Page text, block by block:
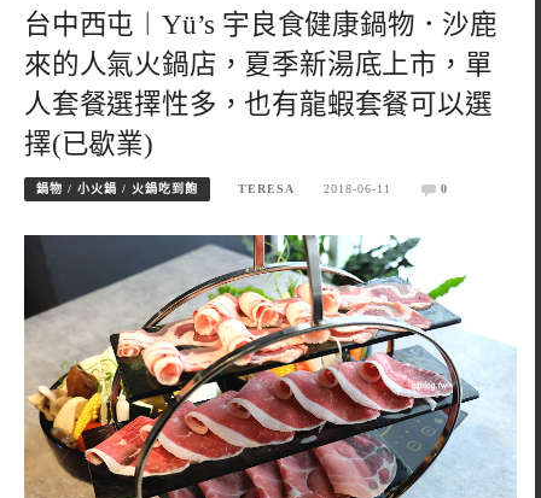
台中西屯︱Yü’s 宇良食健康鍋物．沙鹿
來的人氣火鍋店，夏季新湯底上市，單
人套餐選擇性多，也有龍蝦套餐可以選
擇(已歇業)
鍋物 / 小火鍋 / 火鍋吃到飽 TERESA 2018-06-11 0